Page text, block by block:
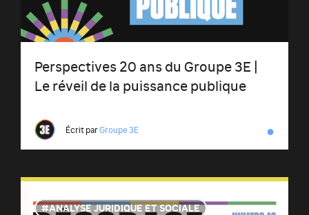
Perspectives 20 ans du Groupe 3E |
Le réveil de la puissance publique
Écrit parGroupe 3E ●
ANALYSE JURIDIQUE ET SOCIALE